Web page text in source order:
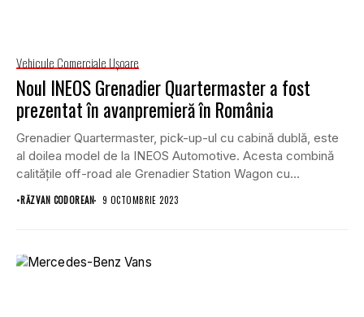
Vehicule Comerciale Uşoare
Noul INEOS Grenadier Quartermaster a fost
prezentat în avanpremieră în România
Grenadier Quartermaster, pick-up-ul cu cabină dublă, este
al doilea model de la INEOS Automotive. Acesta combină
calitățile off-road ale Grenadier Station Wagon cu...
•RĂZVAN CODOREAN 9 OCTOMBRIE 2023